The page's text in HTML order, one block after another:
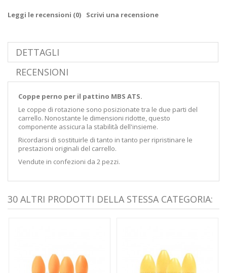
Leggi le recensioni (0) Scrivi una recensione
DETTAGLI
RECENSIONI
Coppe perno per il pattino MBS ATS.
Le coppe di rotazione sono posizionate tra le due parti del
carrello. Nonostante le dimensioni ridotte, questo
componente assicura la stabilità dell'insieme.
Ricordarsi di sostituirle di tanto in tanto per ripristinare le
prestazioni originali del carrello.
Vendute in confezioni da 2 pezzi.
30 ALTRI PRODOTTI DELLA STESSA CATEGORIA: